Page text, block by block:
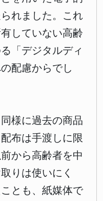
れました。これ
していない高齢
「デジタルディ
配慮からでし
様に過去の商品
布は手渡しに限
から高齢者を中
りは使いにく
とも、紙媒体で